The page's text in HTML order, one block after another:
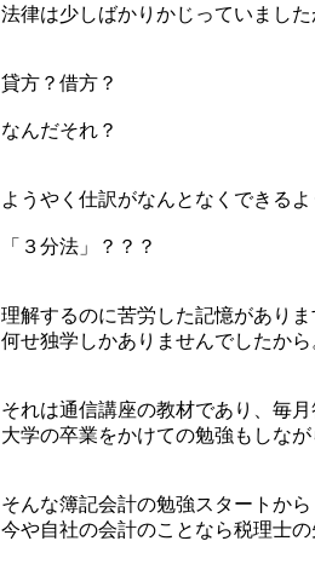
法律は少しばかりかじっていました
貸方？借方？
なんだそれ？
ようやく仕訳がなんとなくできるよ
「３分法」？？？
理解するのに苦労した記憶がありま
何せ独学しかありませんでしたから
それは通信講座の教材であり、毎
大学の卒業をかけての勉強もしな
そんな簿記会計の勉強スタートから
今や自社の会計のことなら税理士